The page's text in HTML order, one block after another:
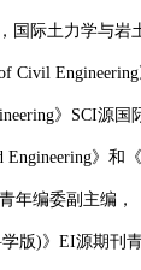
国际土力学与岩
Civil Engineering
》 SCI源国
Engineering》 和 《
青年编委副主编，
版)》 EI源期刊